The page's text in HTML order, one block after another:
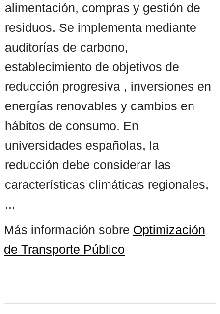
alimentación, compras y gestión de
residuos. Se implementa mediante
auditorías de carbono,
establecimiento de objetivos de
reducción progresiva , inversiones en
energías renovables y cambios en
hábitos de consumo. En
universidades españolas, la
reducción debe considerar las
características climáticas regionales,
...
Más información sobre Optimización
de Transporte Público